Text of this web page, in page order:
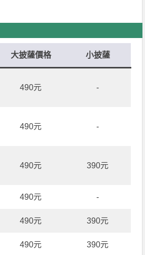
大披薩價格 小披薩
490元 -
490元 -
490元 390元
490元 -
490元 390元
490元 390元